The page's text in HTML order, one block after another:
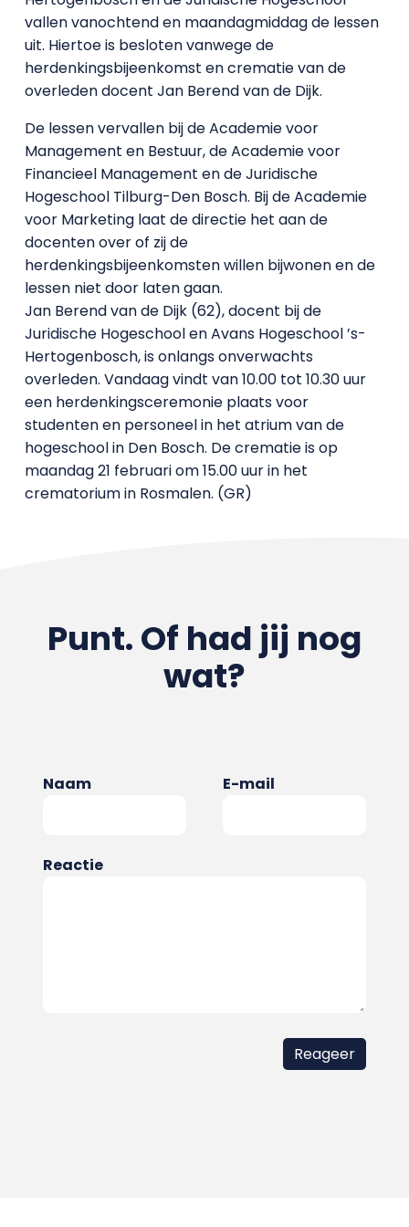
vallen vanochtend en maandagmiddag de lessen
uit. Hiertoe is besloten vanwege de
herdenkingsbijeenkomst en crematie van de
overleden docent Jan Berend van de Dijk.
De lessen vervallen bij de Academie voor
Management en Bestuur, de Academie voor
Financieel Management en de Juridische
Hogeschool Tilburg-Den Bosch. Bij de Academie
voor Marketing laat de directie het aan de
docenten over of zij de
herdenkingsbijeenkomsten willen bijwonen en de
lessen niet door laten gaan.
Jan Berend van de Dijk (62), docent bij de
Juridische Hogeschool en Avans Hogeschool ’s-
Hertogenbosch, is onlangs onverwachts
overleden. Vandaag vindt van 10.00 tot 10.30 uur
een herdenkingsceremonie plaats voor
studenten en personeel in het atrium van de
hogeschool in Den Bosch. De crematie is op
maandag 21 februari om 15.00 uur in het
crematorium in Rosmalen. (GR)
Punt. Of had jij nog
wat?
Naam E-mail
Reactie